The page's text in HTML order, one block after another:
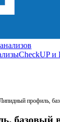
CheckUP и
профиль,
базовый